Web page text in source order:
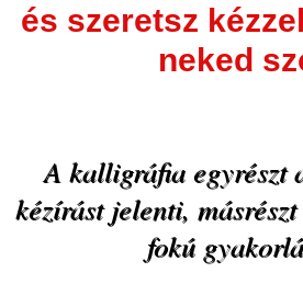
és szeretsz
neked
A kalligráfia egyrészt
kézírást jelenti,
fokú